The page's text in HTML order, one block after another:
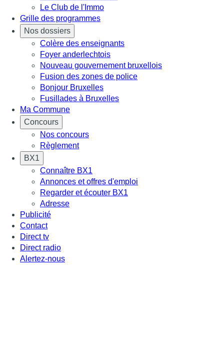
Le Club de l'Immo
Grille des programmes
Nos dossiers
Colère des enseignants
Foyer anderlechtois
Nouveau gouvernement bruxellois
Fusion des zones de police
Bonjour Bruxelles
Fusillades à Bruxelles
Ma Commune
Concours
Nos concours
Règlement
BX1
Connaître BX1
Annonces et offres d'emploi
Regarder et écouter BX1
Adresse
Publicité
Contact
Direct tv
Direct radio
Alertez-nous